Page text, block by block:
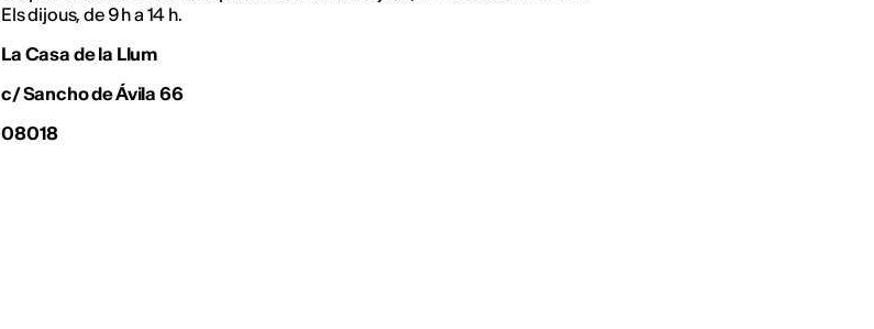
Els dijous, de 9 h a 14 h.
La Casa de la Llum
c/ Sancho de Ávila 66
08018